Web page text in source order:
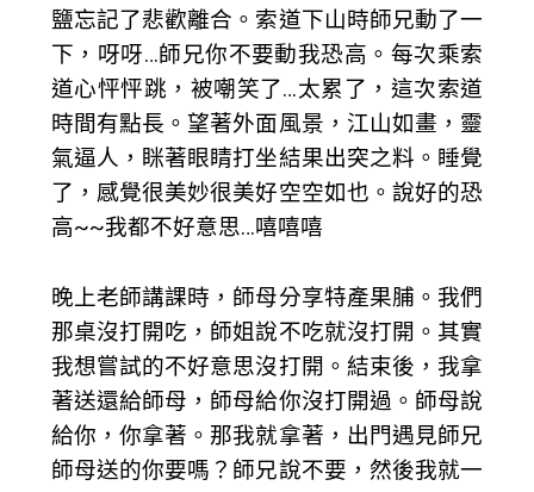
鹽忘記了悲歡離合。索道下山時師兄動了一
下，呀呀…師兄你不要動我恐高。每次乘索
道心怦怦跳，被嘲笑了…太累了，這次索道
時間有點長。望著外面風景，江山如畫，靈
氣逼人，眯著眼睛打坐結果出突之料。睡覺
了，感覺很美妙很美好空空如也。說好的恐
高~~我都不好意思…嘻嘻嘻
晚上老師講課時，師母分享特產果脯。我們
那桌沒打開吃，師姐說不吃就沒打開。其實
我想嘗試的不好意思沒打開。結束後，我拿
著送還給師母，師母給你沒打開過。師母說
給你，你拿著。那我就拿著，出門遇見師兄
師母送的你要嗎？師兄說不要，然後我就一